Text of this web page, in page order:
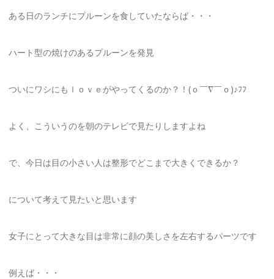
ある日のランチにプルーンを食していたならば・・・
ハート型の焼けのあるプルーンを発見
ついにワシにもｌｏｖｅがやってくるのか？！(ｏ￣∇￣ｏ)♪ﾌﾌ
よく、こういうのを朝のテレビで見たりしますよね
で、今日は目の小さい人は整形でどこまで大きくできるか？
について考えて見たいと思います
女子にとって大きな目は非常に顔の美しさを左右するパーツです
例えば・・・